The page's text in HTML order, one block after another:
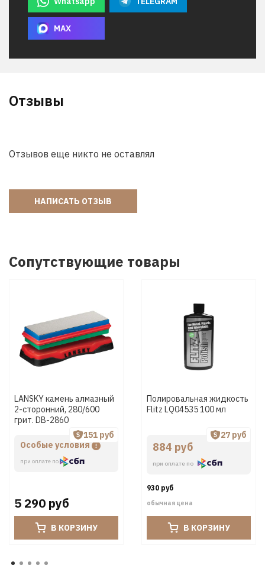
MAX
Отзывы
Отзывов еще никто не оставлял
НАПИСАТЬ ОТЗЫВ
Сопутствующие товары
LANSKY камень алмазный
2-сторонний, 280/600
грит. DB-2860
Особые условия
при оплате по
151 руб
5 290 руб
В КОРЗИНУ
Полировальная жидкость
Flitz LQ04535 100 мл
884 руб
при оплате по
27 руб
930 руб
обычная цена
В КОРЗИНУ